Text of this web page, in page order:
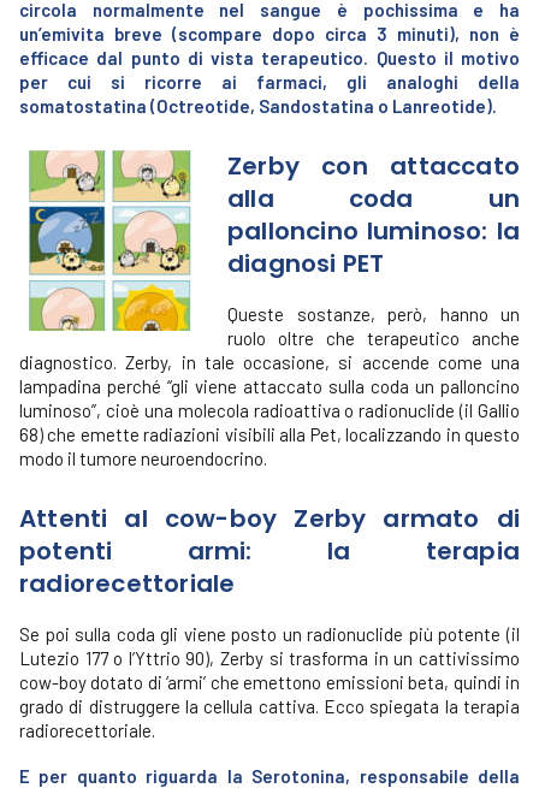
circola normalmente nel sangue è pochissima e ha
un’emivita breve (scompare dopo circa 3 minuti), non è
efficace dal punto di vista terapeutico. Questo il motivo
per cui si ricorre ai farmaci, gli analoghi della
somatostatina (Octreotide, Sandostatina o Lanreotide).
Zerby con attaccato
alla coda un
palloncino luminoso: la
diagnosi PET
Queste sostanze, però, hanno un
ruolo oltre che terapeutico anche
diagnostico. Zerby, in tale occasione, si accende come una
lampadina perché “gli viene attaccato sulla coda un palloncino
luminoso”, cioè una molecola radioattiva o radionuclide (il Gallio
68) che emette radiazioni visibili alla Pet, localizzando in questo
modo il tumore neuroendocrino.
Attenti al cow-boy Zerby armato di
potenti armi: la terapia
radiorecettoriale
Se poi sulla coda gli viene posto un radionuclide più potente (il
Lutezio 177 o l’Yttrio 90), Zerby si trasforma in un cattivissimo
cow-boy dotato di ‘armi’ che emettono emissioni beta, quindi in
grado di distruggere la cellula cattiva. Ecco spiegata la terapia
radiorecettoriale.
E per quanto riguarda la Serotonina, responsabile della